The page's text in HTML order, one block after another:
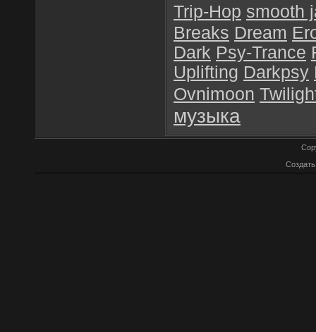
Trip-Hop smooth
Breaks Dream
Dark Psy-Trance
Uplifting Darkpsy
Ovnimoon
музыка